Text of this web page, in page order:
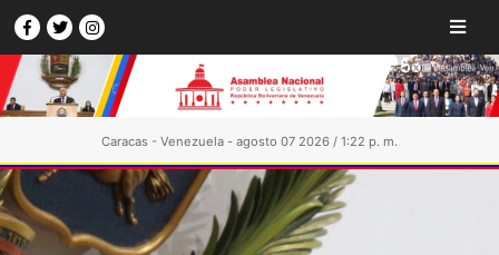
Caracas - Venezuela - agosto 07 2026 / 1:22 p. m.